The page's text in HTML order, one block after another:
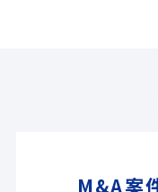
M&A案